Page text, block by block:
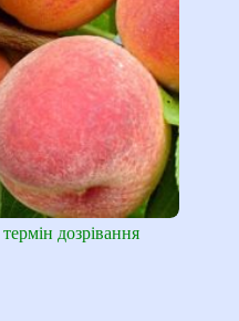
дозрівання